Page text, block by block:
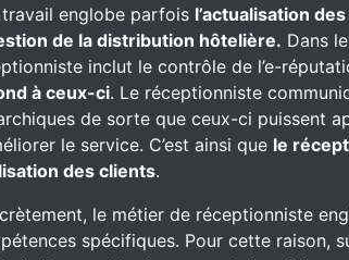
travail englobe parfois l’actualisation
de la distribution hôtelière. Dans
inclut le contrôle de l’e-
à ceux-ci. Le réceptionniste
de sorte que ceux-ci puissent
le service. C’est ainsi que le
des clients.
le métier de réceptionniste
spécifiques. Pour cette raison,